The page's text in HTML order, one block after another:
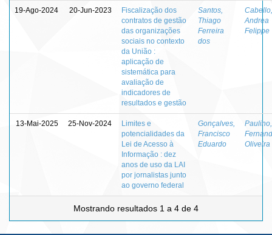
19-Ago-2024 20-Jun-2023
Fiscalização dos
contratos de gestão
das organizações
sociais no contexto
da União :
aplicação de
sistemática para
avaliação de
indicadores de
resultados e gestão
Santos,
Thiago
Ferreira
dos
Cabello,
Andrea
Felippe
13-Mai-2025 25-Nov-2024
Limites e
potencialidades da
Lei de Acesso à
Informação : dez
anos de uso da LAI
por jornalistas junto
ao governo federal
Gonçalves,
Francisco
Eduardo
Paulino,
Oliveira
Mostrando resultados 1 a 4 de 4